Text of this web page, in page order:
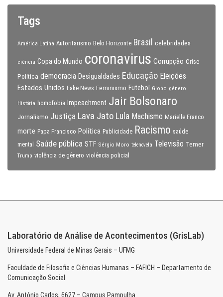
Tags
América Latina Autoritarismo Belo Horizonte Brasil celebridades
ciência Copa do Mundo coronavirus Corrupção Crise
Política democracia Desigualdades Educação Eleições
Estados Unidos Fake News Feminismo Futebol Globo gênero
História homofobia Impeachment Jair Bolsonaro
Jornalismo Justiça Lava Jato Lula Machismo Marielle Franco
morte Papa Francisco Política Publicidade Racismo saúde
mental
Saúde pública STF Sérgio Moro telenovela Televisão Temer
Trump violência de gênero violência policial
Laboratório de Análise de Acontecimentos (GrisLab)
Universidade Federal de Minas Gerais – UFMG
Faculdade de Filosofia e Ciências Humanas – FAFICH – Departamento de
Comunicação Social
Av. Antônio Carlos, 6627 – Campus Pampulha